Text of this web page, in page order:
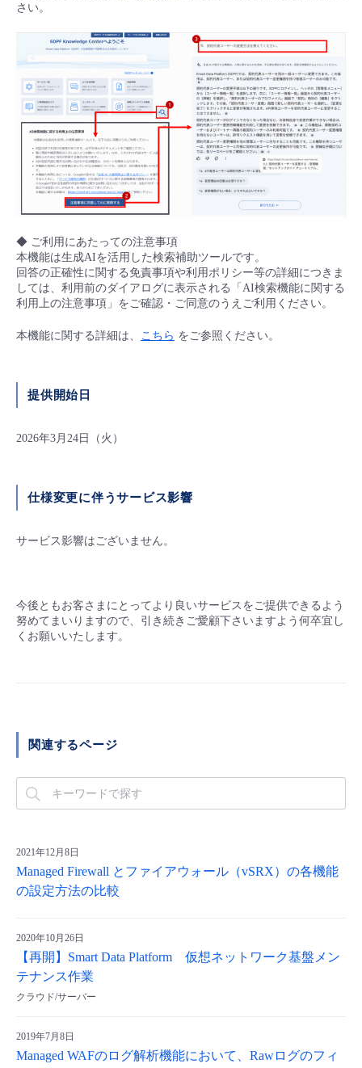
- Flexible Remote Access
- vUTM2
さい。
◆ ご利用にあたっての注意事項
本機能は生成AIを活用した検索補助ツールです。
回答の正確性に関する免責事項や利用ポリシー等の詳細につきま
しては、利用前のダイアログに表示される「AI検索機能に関する
利用上の注意事項」をご確認・ご同意のうえご利用ください。
本機能に関する詳細は、 こちら をご参照ください。
提供開始日
2026年3月24日（火）
仕様変更に伴うサービス影響
サービス影響はございません。
今後ともお客さまにとってより良いサービスをご提供できるよう
努めてまいりますので、引き続きご愛顧下さいますよう何卒宜し
くお願いいたします。
関連するページ
2021年12月8日
Managed Firewall とファイアウォール（vSRX）の各機能
の設定方法の比較
2020年10月26日
【再開】Smart Data Platform 仮想ネットワーク基盤メン
テナンス作業
クラウド/サーバー
2019年7月8日
Managed WAFのログ解析機能において、Rawログのフィ